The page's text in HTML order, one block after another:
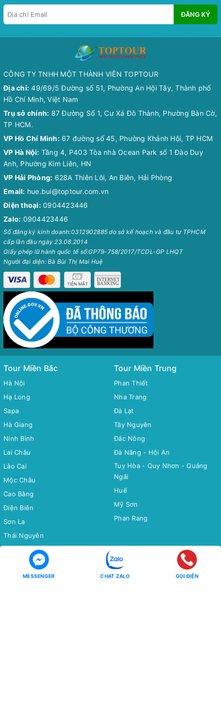
ĐĂNG KÝ
CÔNG TY TNHH MỘT THÀNH VIÊN TOPTOUR
Địa chỉ: 49/69/5 Đường số 51, Phường An Hội Tây, Thành phố
Hồ Chí Minh, Việt Nam
Trụ sở chính: 87 Đường Số 1, Cư Xá Đô Thành, Phường Bàn Cờ,
TP HCM.
VP Hồ Chí Minh: 67 đường số 45, Phường Khánh Hội, TP HCM
VP Hà Nội: Tầng 4, P403 Tòa nhà Ocean Park số 1 Đào Duy
Anh, Phường Kim Liên, HN
VP Hải Phòng: 628A Thiên Lôi, An Biên, Hải Phòng
Email: hue.bui@toptour.com.vn
Điện thoại: 0904423446
Zalo: 0904423446
Số đăng ký kinh doanh:0312902885 do sở kế hoạch và đầu tư TPHCM
cấp lần đầu ngày 23.08.2014
Giấy phép lữ hành quốc tế số:GP79-758/2017/TCDL-GP LHQT
Người đại diện: Bà Bùi Thị Mai Huệ
Tour Miền Bắc
Hà Nội
Hạ Long
Sapa
Hà Giang
Ninh Bình
Lai Châu
Lào Cai
Mộc Châu
Cao Bằng
Điện Biên
Sơn La
Thái Nguyên
Tour Miền Trung
Phan Thiết
Nha Trang
Đà Lạt
Tây Nguyên
Đắc Nông
Đà Năng - Hội An
Tuy Hòa - Quy Nhơn - Quảng
Ngãi
Huế
Mỹ Sơn
Phan Rang
Tour Miền Nam Tour Quốc tế
MESSENGER CHAT ZALO GỌI ĐIỆN